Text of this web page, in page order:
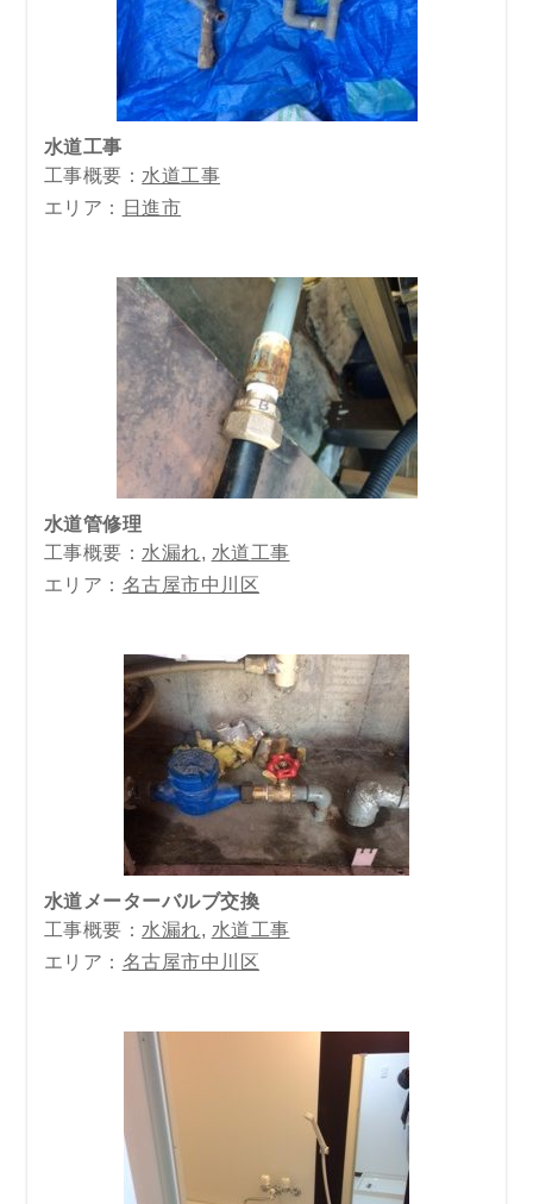
水道工事
工事概要： 水道工事
エリア：
日進市
水道管修理
工事概要： 水漏れ
水道工事
エリア： 名古屋市中川区
水道メーターバルブ交換
工事概要： 水漏れ
水道工事
エリア： 名古屋市中川区